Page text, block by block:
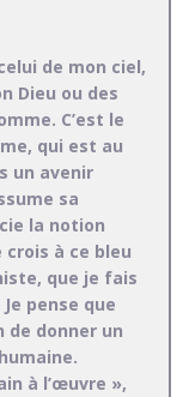
de mon ciel,
Dieu ou des
C’est le
qui est au
un avenir
sa
la notion
crois à ce bleu
que je fais
pense que
de donner un
à l’œuvre »,